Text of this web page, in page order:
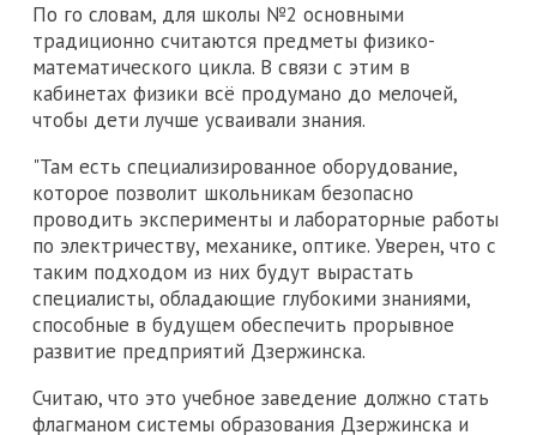
По го словам, для школы №2 основными
традиционно считаются предметы физико-
математического цикла. В связи с этим в
кабинетах физики всё продумано до мелочей,
чтобы дети лучше усваивали знания.
"Там есть специализированное оборудование,
которое позволит школьникам безопасно
проводить эксперименты и лабораторные работы
по электричеству, механике, оптике. Уверен, что с
таким подходом из них будут вырастать
специалисты, обладающие глубокими знаниями,
способные в будущем обеспечить прорывное
развитие предприятий Дзержинска.
Считаю, что это учебное заведение должно стать
флагманом системы образования Дзержинска и